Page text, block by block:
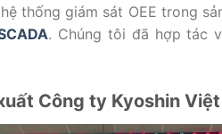
thống giám sát OEE trong
. Chúng tôi đã hợp tác
Công ty Kyoshin